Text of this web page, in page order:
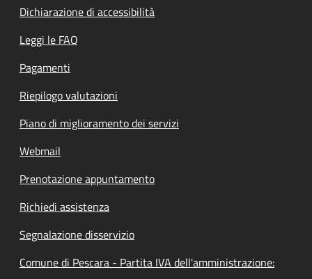
Dichiarazione di accessibilità
Leggi le FAQ
Pagamenti
Riepilogo valutazioni
Piano di miglioramento dei servizi
Webmail
Prenotazione appuntamento
Richiedi assistenza
Segnalazione disservizio
Comune di Pescara - Partita IVA dell'amministrazione: